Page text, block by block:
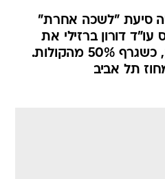
שלטה סיעת "לשכה אחרת"
עו"ד דורון ברזילי את
היו"ר המכהן יורי גיא רון, כשגרף 50% מהקולות.
תל אביב